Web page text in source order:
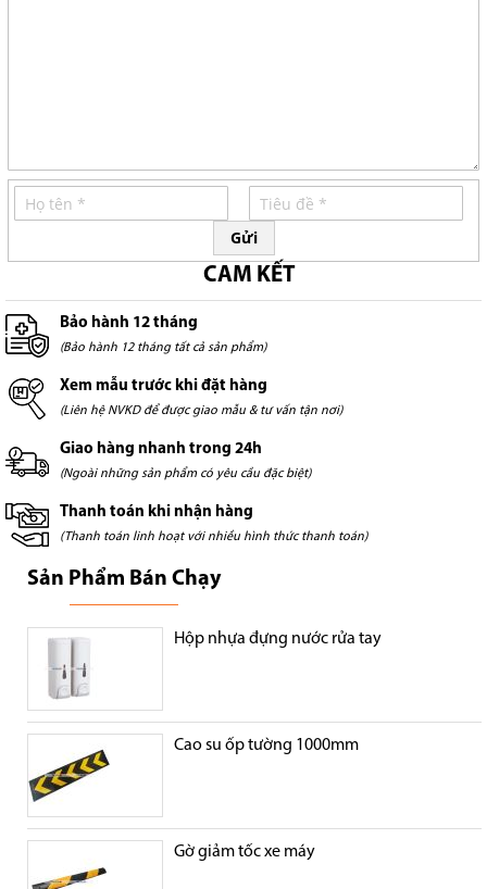
Gửi
CAM KẾT
Bảo hành 12 tháng
(Bảo hành 12 tháng tất cả sản phẩm)
Xem mẫu trước khi đặt hàng
(Liên hệ NVKD để được giao mẫu & tư vấn tận nơi)
Giao hàng nhanh trong 24h
(Ngoài những sản phẩm có yêu cầu đặc biệt)
Thanh toán khi nhận hàng
(Thanh toán linh hoạt với nhiều hình thức thanh toán)
Sản Phẩm Bán Chạy
Hộp nhựa đựng nước rửa tay
Cao su ốp tường 1000mm
Gờ giảm tốc xe máy